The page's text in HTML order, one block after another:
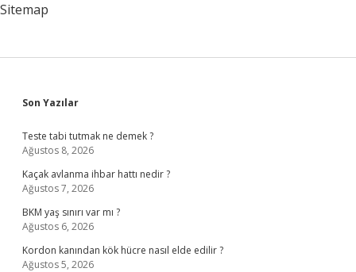
Sitemap
Sidebar
Son Yazılar
Teste tabi tutmak ne demek ?
Ağustos 8, 2026
Kaçak avlanma ihbar hattı nedir ?
Ağustos 7, 2026
BKM yaş sınırı var mı ?
Ağustos 6, 2026
Kordon kanından kök hücre nasıl elde edilir ?
Ağustos 5, 2026